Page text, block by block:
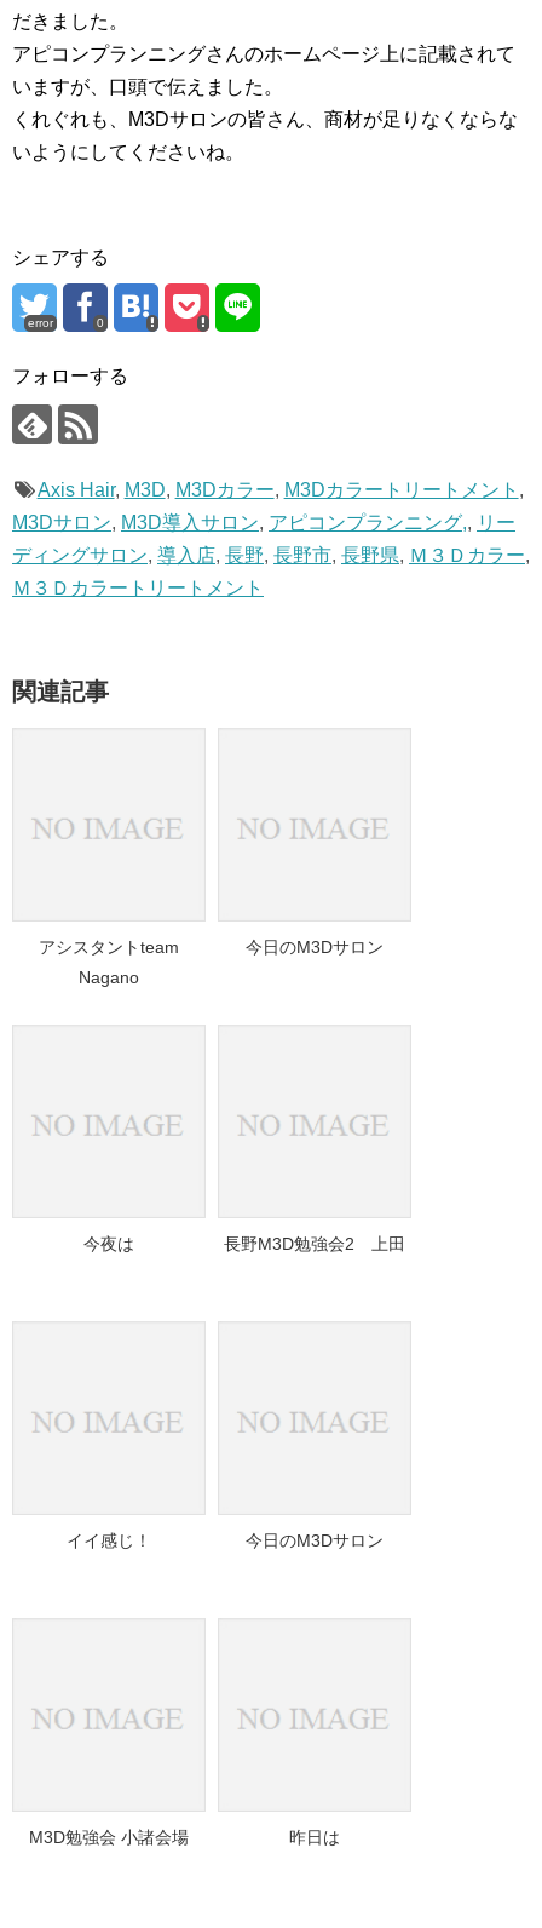
だきました。
アピコンプランニングさんのホームページ上に記載されて
いますが、口頭で伝えました。
くれぐれも、M3Dサロンの皆さん、商材が足りなくならな
いようにしてくださいね。
シェアする
error 0
フォローする
Axis Hair, M3D, M3Dカラー, M3Dカラートリートメント ,
M3Dサロン, M3D導入サロン, アピコンプランニング,, リー
ディングサロン, 導入店, 長野, 長野市, 長野県, Ｍ３Ｄカラー,
Ｍ３Ｄカラートリートメント
関連記事
アシスタントteam
Nagano
今日のM3Dサロン
今夜は 長野M3D勉強会2 上田
イイ感じ！ 今日のM3Dサロン
M3D勉強会 小諸会場 昨日は